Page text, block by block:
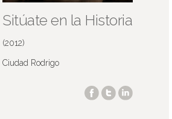
Sitúate en la Historia
(2012)
Ciudad Rodrigo